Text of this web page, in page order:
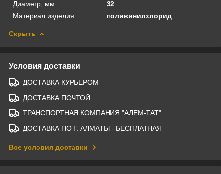
Диаметр, мм
32
Материал изделия
поливинилхлорид
Скрыть
Условия доставки
ДОСТАВКА КУРЬЕРОМ
ДОСТАВКА ПОЧТОЙ
ТРАНСПОРТНАЯ КОМПАНИЯ "АЛЕМ-ТАТ"
ДОСТАВКА ПО Г. АЛМАТЫ - БЕСПЛАТНАЯ
Все условия доставки